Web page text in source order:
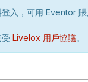
登入，可用 Eventor
Livelox 用戶協議。